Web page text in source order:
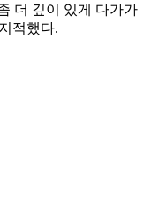
더 깊이 있게 다가가
적했다.